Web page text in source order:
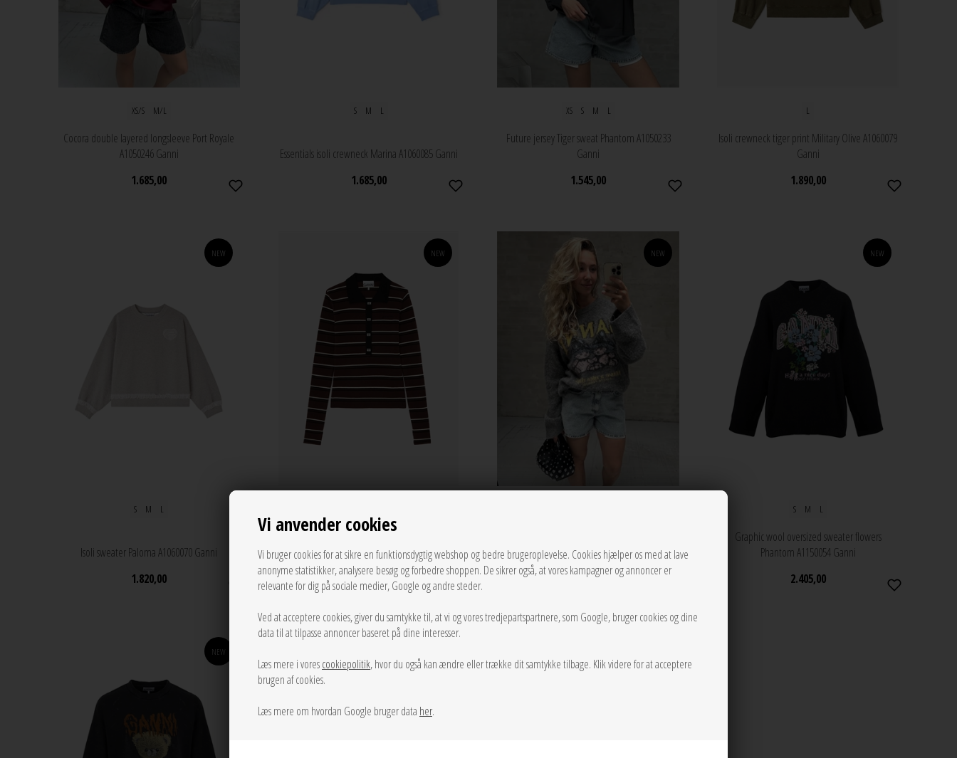
Vi anvender cookies
Vi bruger cookies for at sikre en funktionsdygtig webshop og bedre brugeroplevelse. Cookies hjælper os med at lave
anonyme statistikker, analysere besøg og forbedre shoppen. De sikrer også, at vores kampagner og annoncer er
relevante for dig på sociale medier, Google og andre steder.
Ved at acceptere cookies, giver du samtykke til, at vi og vores tredjepartspartnere, som Google, bruger cookies og dine
data til at tilpasse annoncer baseret på dine interesser.
Læs mere i vorescookiepolitik, hvor du også kan ændre eller trække dit samtykke tilbage. Klik videre for at acceptere
brugen af cookies.
Læs mere om hvordan Google bruger data her.
XS/S M/L
Cocora double layered longsleeve Port Royale
A1050246 Ganni
1.685,00
S M L
Essentials isoli crewneck Marina A1060085 Ganni
1.685,00
XS S M L
Future jersey Tiger sweat Phantom A1050233
Ganni
1.545,00
L
Isoli crewneck tiger print Military Olive A1060079
Ganni
1.890,00
NEW
S M L
Isoli sweater Paloma A1060070 Ganni
1.820,00
NEW
Ganni
1.720,00
NEW
Paloma A1150056 Ganni
2.575,00
NEW
S M L
Graphic wool oversized sweater flowers
Phantom A1150054 Ganni
2.405,00
NEW